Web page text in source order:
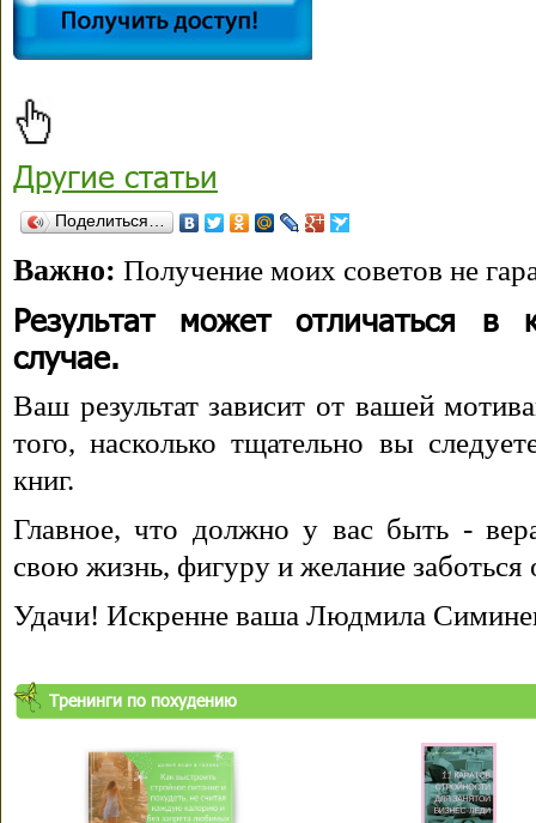
Другие статьи
Поделиться…
Важно: Получение моих советов не
Результат может отличаться в
случае.
Ваш результат зависит от вашей
того, насколько тщательно вы
книг.
Главное, что должно у вас быть -
свою жизнь, фигуру и желание заботься
Удачи! Искренне ваша Людмила
Тренинги по похудению